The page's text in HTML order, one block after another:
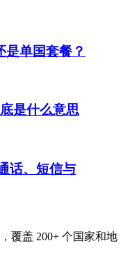
是单国套餐？
是什么意思
话、短信与
覆盖 200+ 个国家和地